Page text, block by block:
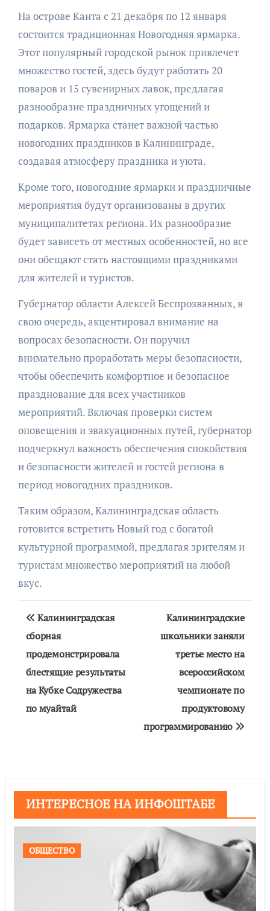
На острове Канта с 21 декабря по 12 января
состоится традиционная Новогодняя ярмарка.
Этот популярный городской рынок привлечет
множество гостей, здесь будут работать 20
поваров и 15 сувенирных лавок, предлагая
разнообразие праздничных угощений и
подарков. Ярмарка станет важной частью
новогодних праздников в Калининграде,
создавая атмосферу праздника и уюта.
Кроме того, новогодние ярмарки и праздничные
мероприятия будут организованы в других
муниципалитетах региона. Их разнообразие
будет зависеть от местных особенностей, но все
они обещают стать настоящими праздниками
для жителей и туристов.
Губернатор области Алексей Беспрозванных, в
свою очередь, акцентировал внимание на
вопросах безопасности. Он поручил
внимательно проработать меры безопасности,
чтобы обеспечить комфортное и безопасное
празднование для всех участников
мероприятий. Включая проверки систем
оповещения и эвакуационных путей, губернатор
подчеркнул важность обеспечения спокойствия
и безопасности жителей и гостей региона в
период новогодних праздников.
Таким образом, Калининградская область
готовится встретить Новый год с богатой
культурной программой, предлагая зрителям и
туристам множество мероприятий на любой
вкус.
Навигация
по
записям
Калининградская
сборная
продемонстрировала
блестящие результаты
на Кубке Содружества
по муайтай
Калининградские
школьники заняли
третье место на
всероссийском
чемпионате по
продуктовому
программированию
ИНТЕРЕСНОЕ НА ИНФОШТАБЕ
ОБЩЕСТВО